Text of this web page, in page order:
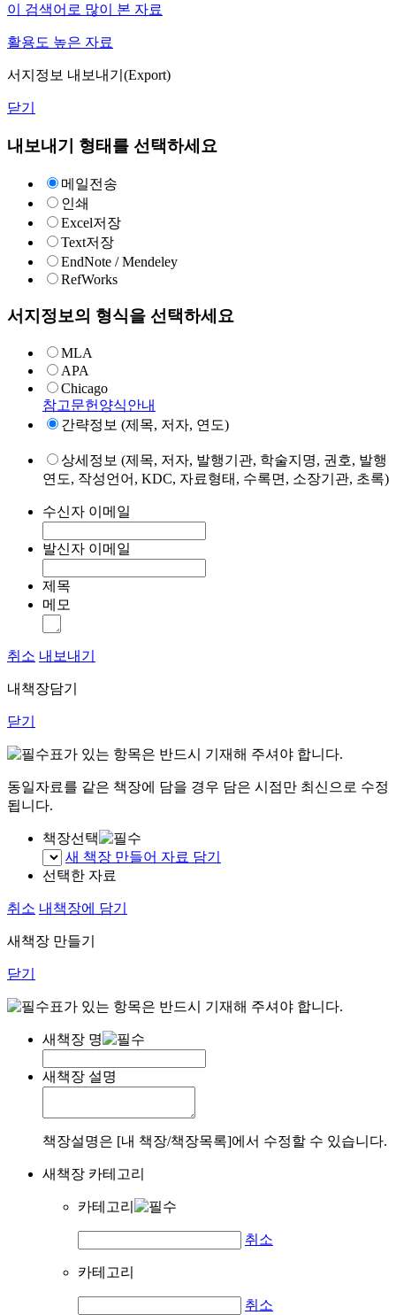
이 검색어로 많이 본 자료
활용도 높은 자료
서지정보 내보내기(Export)
닫기
내보내기 형태를 선택하세요
메일전송
인쇄
Excel저장
Text저장
EndNote / Mendeley
RefWorks
서지정보의 형식을 선택하세요
MLA
APA
Chicago
참고문헌양식안내
간략정보 (제목, 저자, 연도)
상세정보 (제목, 저자, 발행기관, 학술지명, 권호, 발행
연도, 작성언어, KDC, 자료형태, 수록면, 소장기관, 초록)
수신자 이메일
발신자 이메일
제목
메모
취소 내보내기
내책장담기
닫기
표가 있는 항목은 반드시 기재해 주셔야 합니다.
동일자료를 같은 책장에 담을 경우 담은 시점만 최신으로 수정
됩니다.
책장선택
새 책장 만들어 자료 담기
선택한 자료
취소 내책장에 담기
새책장 만들기
닫기
표가 있는 항목은 반드시 기재해 주셔야 합니다.
새책장 명
새책장 설명
책장설명은 [내 책장/책장목록]에서 수정할 수 있습니다.
새책장 카테고리
카테고리
취소
카테고리
취소